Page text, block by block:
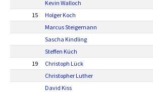
Kevin Walloch
15
Holger Koch
Marcus Steigemann
Sascha Kindling
Steffen Küch
19
Christoph Lück
Christopher Luther
David Kiss